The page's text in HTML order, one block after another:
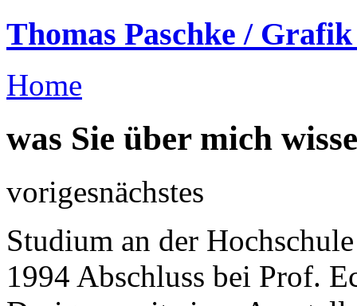
Thomas Paschke /
Home
was Sie über mich
vorigesnächstes
Studium an der
1994 Abschluss bei Prof.